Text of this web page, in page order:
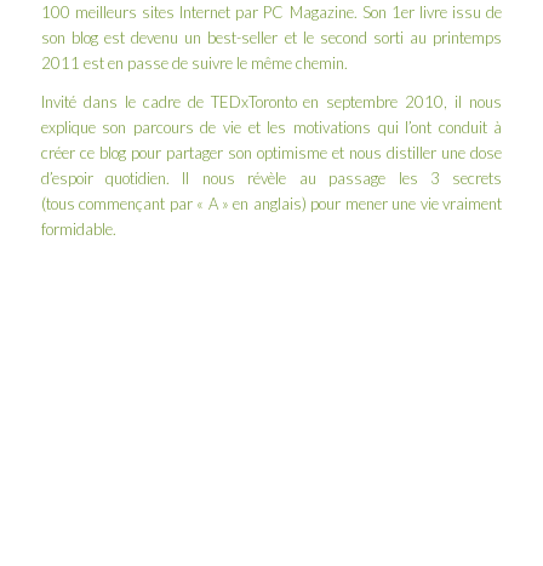
100 meilleurs sites Internet par PC Magazine. Son 1er livre issu de
son blog est devenu un best-seller et le second sorti au printemps
2011 est en passe de suivre le même chemin.
Invité dans le cadre de TEDxTorontoen septembre 2010, il nous
explique son parcours de vie et les motivations qui l’ont conduit à
créer ce blog pour partager son optimisme et nous distiller une dose
d’espoir quotidien. Il nous révèle au passage les 3 secrets
(tous commençant par « A » en anglais) pour mener une vie vraiment
formidable.